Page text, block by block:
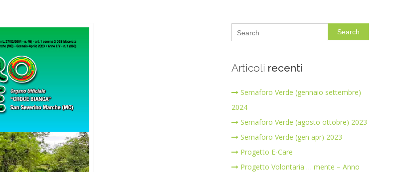
Search
Articoli recenti
Semaforo Verde (gennaio settembre)
2024
Semaforo Verde (agosto ottobre) 2023
Semaforo Verde (gen apr) 2023
Progetto E-Care
Progetto Volontaria … mente – Anno